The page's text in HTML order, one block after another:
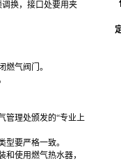
换，接口处要用夹
燃气阀门。
管理处颁发的“专业上
型要严格一致。
和使用燃气热水器，